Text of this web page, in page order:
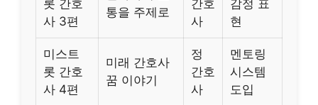
롯 간호
사 3편
통을 주제로
간호
사
감정 표
현
미스트
롯 간호
사 4편
미래 간호사
꿈 이야기
정
간호
사
멘토링
시스템
도입